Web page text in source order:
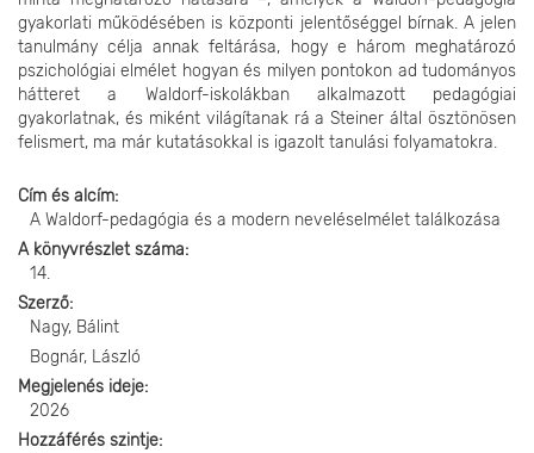
gyakorlati működésében is központi jelentőséggel bírnak. A jelen
tanulmány célja annak feltárása, hogy e három meghatározó
pszichológiai elmélet hogyan és milyen pontokon ad tudományos
hátteret a Waldorf-iskolákban alkalmazott pedagógiai
gyakorlatnak, és miként világítanak rá a Steiner által ösztönösen
felismert, ma már kutatásokkal is igazolt tanulási folyamatokra.
Cím és alcím
A Waldorf-pedagógia és a modern neveléselmélet találkozása
A könyvrészlet száma
14.
Szerző
Nagy, Bálint
Bognár, László
Megjelenés ideje
2026
Hozzáférés szintje